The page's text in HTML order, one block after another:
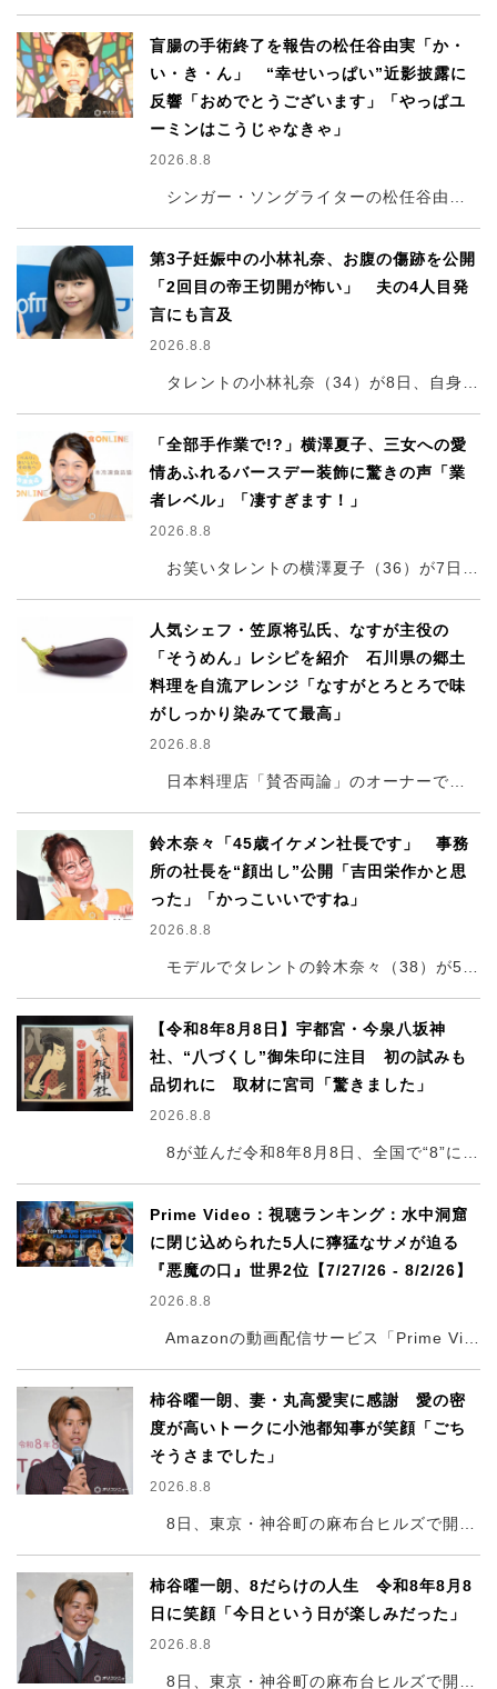
盲腸の手術終了を報告の松任谷由実「か・
い・き・ん」 “幸せいっぱい”近影披露に
反響「おめでとうございます」「やっぱユ
ーミンはこうじゃなきゃ」
2026.8.8
第3子妊娠中の小林礼奈、お腹の傷跡を公開
「2回目の帝王切開が怖い」 夫の4人目発
言にも言及
2026.8.8
「全部手作業で!?」横澤夏子、三女への愛
情あふれるバースデー装飾に驚きの声「業
者レベル」「凄すぎます！」
2026.8.8
人気シェフ・笠原将弘氏、なすが主役の
「そうめん」レシピを紹介 石川県の郷土
料理を自流アレンジ「なすがとろとろで味
がしっかり染みてて最高」
2026.8.8
鈴木奈々「45歳イケメン社長です」 事務
所の社長を“顔出し”公開「吉田栄作かと思
った」「かっこいいですね」
2026.8.8
【令和8年8月8日】宇都宮・今泉八坂神
社、“八づくし”御朱印に注目 初の試みも
品切れに 取材に宮司「驚きました」
2026.8.8
Prime Video：視聴ランキング：水中洞窟
に閉じ込められた5人に獰猛なサメが迫る
『悪魔の口』世界2位【7/27/26 - 8/2/26】
2026.8.8
柿谷曜一朗、妻・丸高愛実に感謝 愛の密
度が高いトークに小池都知事が笑顔「ごち
そうさまでした」
2026.8.8
柿谷曜一朗、8だらけの人生 令和8年8月8
日に笑顔「今日という日が楽しみだった」
2026.8.8